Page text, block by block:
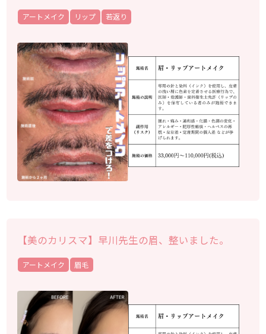
アートメイク リップ 若返り
【美のカリスマ】早川先生の眉、整いました。
アートメイク 眉毛